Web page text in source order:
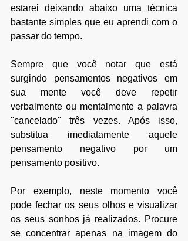
estarei deixando abaixo uma técnica
bastante simples que eu aprendi com o
passar do tempo.
Sempre que você notar que está
surgindo pensamentos negativos em
sua mente você deve repetir
verbalmente ou mentalmente a palavra
''cancelado'' três vezes. Após isso,
substitua imediatamente aquele
pensamento negativo por um
pensamento positivo.
Por exemplo, neste momento você
pode fechar os seus olhos e visualizar
os seus sonhos já realizados. Procure
se concentrar apenas na imagem do